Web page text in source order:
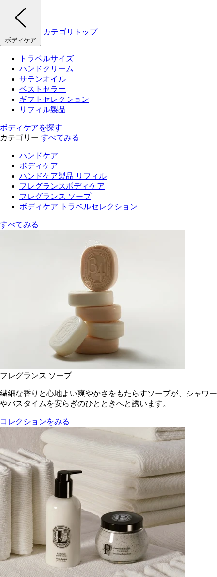
ボディケア
カテゴリトップ
トラベルサイズ
ハンドクリーム
サテンオイル
ベストセラー
ギフトセレクション
リフィル製品
ボディケアを探す
カテゴリー すべてみる
ハンドケア
ボディケア
ハンドケア製品 リフィル
フレグランスボディケア
フレグランス ソープ
ボディケア トラベルセレクション
すべてみる
フレグランス ソープ
繊細な香りと心地よい爽やかさをもたらすソープが、シャワー
やバスタイムを安らぎのひとときへと誘います。
コレクションをみる